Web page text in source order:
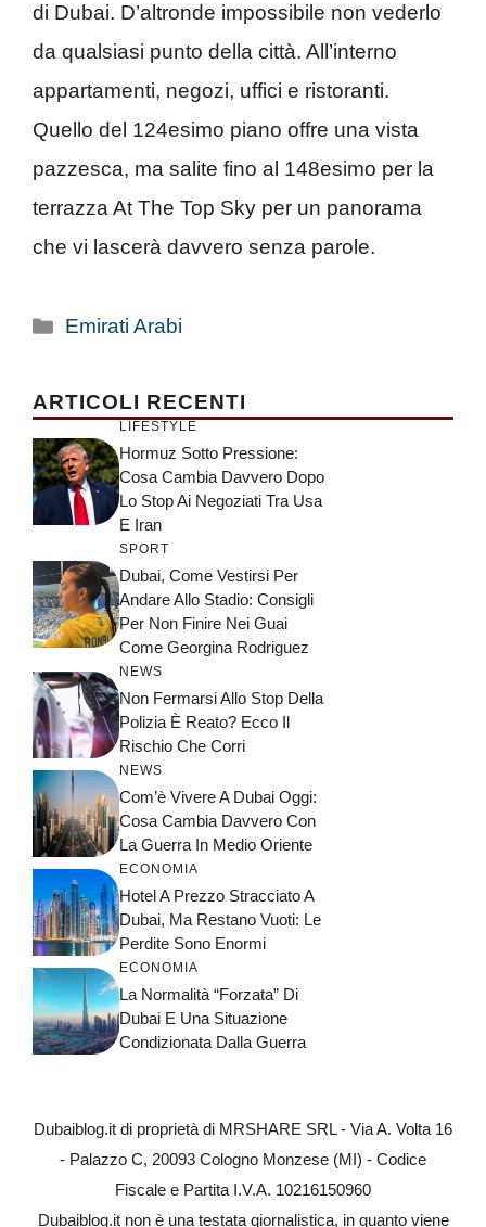
di Dubai. D’altronde impossibile non vederlo
da qualsiasi punto della città. All’interno
appartamenti, negozi, uffici e ristoranti.
Quello del 124esimo piano offre una vista
pazzesca, ma salite fino al 148esimo per la
terrazza At The Top Sky per un panorama
che vi lascerà davvero senza parole.
Categorie
Emirati Arabi
ARTICOLI RECENTI
LIFESTYLE
Hormuz Sotto Pressione:
Cosa Cambia Davvero Dopo
Lo Stop Ai Negoziati Tra Usa
E Iran
SPORT
Dubai, Come Vestirsi Per
Andare Allo Stadio: Consigli
Per Non Finire Nei Guai
Come Georgina Rodriguez
NEWS
Non Fermarsi Allo Stop Della
Polizia È Reato? Ecco Il
Rischio Che Corri
NEWS
Com’è Vivere A Dubai Oggi:
Cosa Cambia Davvero Con
La Guerra In Medio Oriente
ECONOMIA
Hotel A Prezzo Stracciato A
Dubai, Ma Restano Vuoti: Le
Perdite Sono Enormi
ECONOMIA
La Normalità “forzata” Di
Dubai E Una Situazione
Condizionata Dalla Guerra
Dubaiblog.it di proprietà di MRSHARE SRL - Via A. Volta 16
- Palazzo C, 20093 Cologno Monzese (MI) - Codice
Fiscale e Partita I.V.A. 10216150960
Dubaiblog.it non è una testata giornalistica, in quanto viene